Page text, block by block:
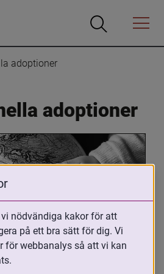
Öppna
Öppna
Menyn
adoptioner
adoptioner
adopterad,
arbetar med
nödvändiga kakor för att
på ett bra sätt för dig. Vi
för webbanalys så att vi kan